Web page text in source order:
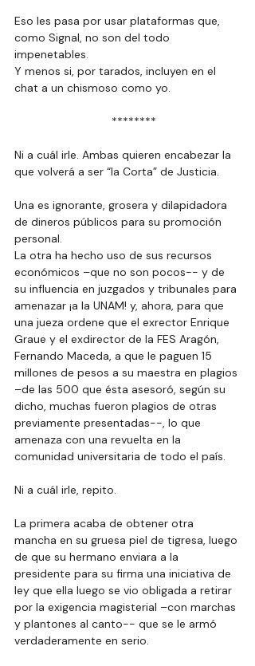
Eso les pasa por usar plataformas que,
como Signal, no son del todo
impenetables.
Y menos si, por tarados, incluyen en el
chat a un chismoso como yo.
********
Ni a cuál irle. Ambas quieren encabezar la
que volverá a ser “la Corta” de Justicia.
Una es ignorante, grosera y dilapidadora
de dineros públicos para su promoción
personal.
La otra ha hecho uso de sus recursos
económicos –que no son pocos-- y de
su influencia en juzgados y tribunales para
amenazar ¡a la UNAM! y, ahora, para que
una jueza ordene que el exrector Enrique
Graue y el exdirector de la FES Aragón,
Fernando Maceda, a que le paguen 15
millones de pesos a su maestra en plagios
–de las 500 que ésta asesoró, según su
dicho, muchas fueron plagios de otras
previamente presentadas--, lo que
amenaza con una revuelta en la
comunidad universitaria de todo el país.
Ni a cuál irle, repito.
La primera acaba de obtener otra
mancha en su gruesa piel de tigresa, luego
de que su hermano enviara a la
presidente para su firma una iniciativa de
ley que ella luego se vio obligada a retirar
por la exigencia magisterial –con marchas
y plantones al canto-- que se le armó
verdaderamente en serio.